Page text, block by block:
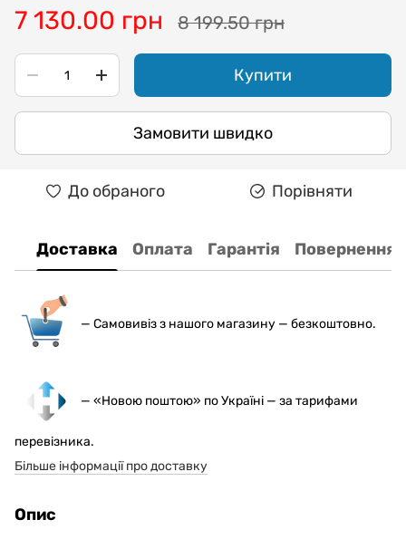
7 130.00 грн 8 199.50 грн
Купити
Замовити швидко
До обраного Порівняти
Доставка Оплата Гарантія Повернення
— Самовивіз з нашого магазину — безкоштовно.
— «Новою поштою» по Україні — за тарифами
перевізника.
Більше інформації про доставку
Опис